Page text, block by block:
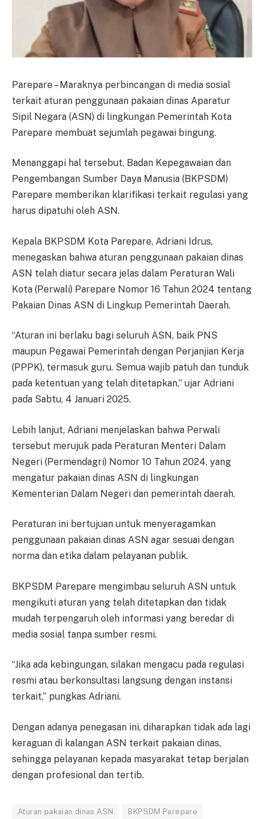
Parepare – Maraknya perbincangan di media sosial
terkait aturan penggunaan pakaian dinas Aparatur
Sipil Negara (ASN) di lingkungan Pemerintah Kota
Parepare membuat sejumlah pegawai bingung.
Menanggapi hal tersebut, Badan Kepegawaian dan
Pengembangan Sumber Daya Manusia (BKPSDM)
Parepare memberikan klarifikasi terkait regulasi yang
harus dipatuhi oleh ASN.
Kepala BKPSDM Kota Parepare, Adriani Idrus,
menegaskan bahwa aturan penggunaan pakaian dinas
ASN telah diatur secara jelas dalam Peraturan Wali
Kota (Perwali) Parepare Nomor 16 Tahun 2024 tentang
Pakaian Dinas ASN di Lingkup Pemerintah Daerah.
“Aturan ini berlaku bagi seluruh ASN, baik PNS
maupun Pegawai Pemerintah dengan Perjanjian Kerja
(PPPK), termasuk guru. Semua wajib patuh dan tunduk
pada ketentuan yang telah ditetapkan,” ujar Adriani
pada Sabtu, 4 Januari 2025.
Lebih lanjut, Adriani menjelaskan bahwa Perwali
tersebut merujuk pada Peraturan Menteri Dalam
Negeri (Permendagri) Nomor 10 Tahun 2024, yang
mengatur pakaian dinas ASN di lingkungan
Kementerian Dalam Negeri dan pemerintah daerah.
Peraturan ini bertujuan untuk menyeragamkan
penggunaan pakaian dinas ASN agar sesuai dengan
norma dan etika dalam pelayanan publik.
BKPSDM Parepare mengimbau seluruh ASN untuk
mengikuti aturan yang telah ditetapkan dan tidak
mudah terpengaruh oleh informasi yang beredar di
media sosial tanpa sumber resmi.
“Jika ada kebingungan, silakan mengacu pada regulasi
resmi atau berkonsultasi langsung dengan instansi
terkait,” pungkas Adriani.
Dengan adanya penegasan ini, diharapkan tidak ada lagi
keraguan di kalangan ASN terkait pakaian dinas,
sehingga pelayanan kepada masyarakat tetap berjalan
dengan profesional dan tertib.
Aturan pakaian dinas ASN BKPSDM Parepare